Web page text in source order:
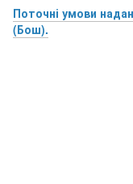
Поточні умови
(Бош).